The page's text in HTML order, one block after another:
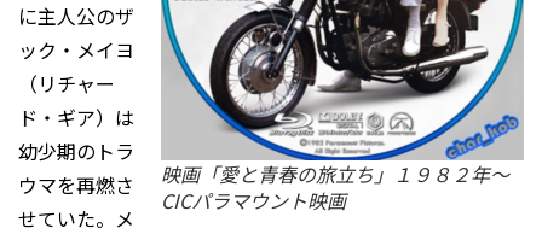
映画「愛と青春の旅立ち」１９８２年〜
CICパラマウント映画
に主人公のザ
ック・メイヨ
（リチャー
ド・ギア）は
幼少期のトラ
ウマを再燃さ
せていた。メ